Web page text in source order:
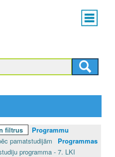
Main
menu
filtrus
Programmu
pamatstudijām
Programmas
programma - 7. LKI